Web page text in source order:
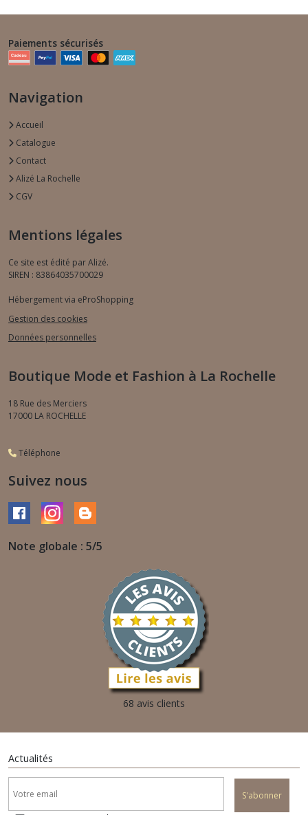
Paiements sécurisés
Navigation
Accueil
Catalogue
Contact
Alizé La Rochelle
CGV
Mentions légales
Ce site est édité par Alizé.
SIREN : 83864035700029
Hébergement via eProShopping
Gestion des cookies
Données personnelles
Boutique Mode et Fashion à La Rochelle
18 Rue des Merciers
17000 LA ROCHELLE
Téléphone
Suivez nous
Note globale : 5/5
68 avis clients
Actualités
S'abonner